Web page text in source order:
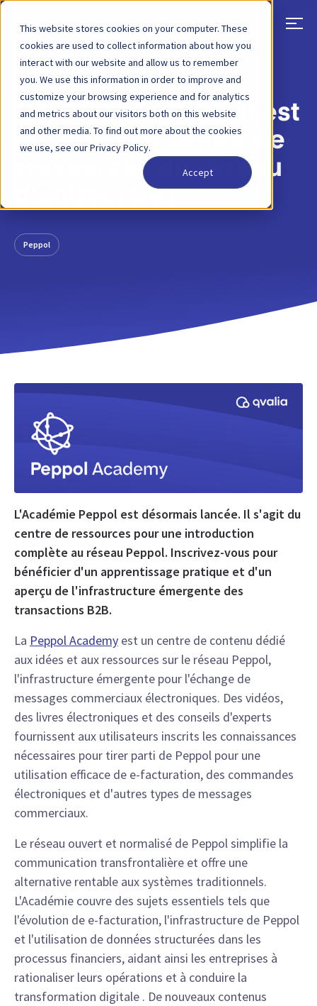
This website stores cookies on your computer. These
cookies are used to collect information about how you
interact with our website and allow us to remember
you. We use this information in order to improve and
customize your browsing experience and for analytics
and metrics about our visitors both on this website
and other media. To find out more about the cookies
we use, see our Privacy Policy.
Accept
RETOUR ARTICLE DE BLOG 09 OCT. 2024
L'Académie Peppol est
ouverte : Le centre de
ressources du réseau
d'entreprises
Peppol
L'Académie Peppol est désormais lancée. Il s'agit du
centre de ressources pour une introduction
complète au réseau Peppol. Inscrivez-vous pour
bénéficier d'un apprentissage pratique et d'un
aperçu de l'infrastructure émergente des
transactions B2B.
La Peppol Academy est un centre de contenu dédié
aux idées et aux ressources sur le réseau Peppol,
l'infrastructure émergente pour l'échange de
messages commerciaux électroniques. Des vidéos,
des livres électroniques et des conseils d'experts
fournissent aux utilisateurs inscrits les connaissances
nécessaires pour tirer parti de Peppol pour une
utilisation efficace de e-facturation, des commandes
électroniques et d'autres types de messages
commerciaux.
Le réseau ouvert et normalisé de Peppol simplifie la
communication transfrontalière et offre une
alternative rentable aux systèmes traditionnels.
L'Académie couvre des sujets essentiels tels que
l'évolution de e-facturation, l'infrastructure de Peppol
et l'utilisation de données structurées dans les
processus financiers, aidant ainsi les entreprises à
rationaliser leurs opérations et à conduire la
transformation digitale . De nouveaux contenus